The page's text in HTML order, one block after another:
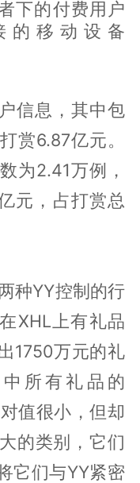
下的付费用户
的移动设备
信息，其中包
赏6.87亿元。
为2.41万例，
元，占打赏总
种YY控制的行
XHL上有礼品
1750万元的礼
所有礼品的
值很小，但却
的类别，它们
它们与YY紧密